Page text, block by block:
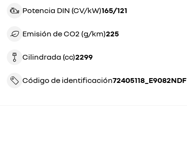
Potencia DIN (CV/kW) 165/121
Emisión de CO2 (g/km) 225
Cilindrada (cc) 2299
Código de identificación 72405118_E9082NDF